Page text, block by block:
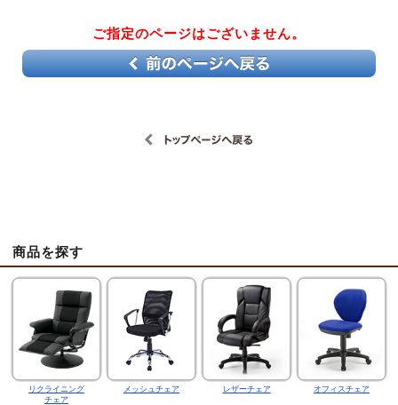
ご指定のページはございません。
商品を探す
リクライニング
チェア
メッシュチェア レザーチェア オフィスチェア